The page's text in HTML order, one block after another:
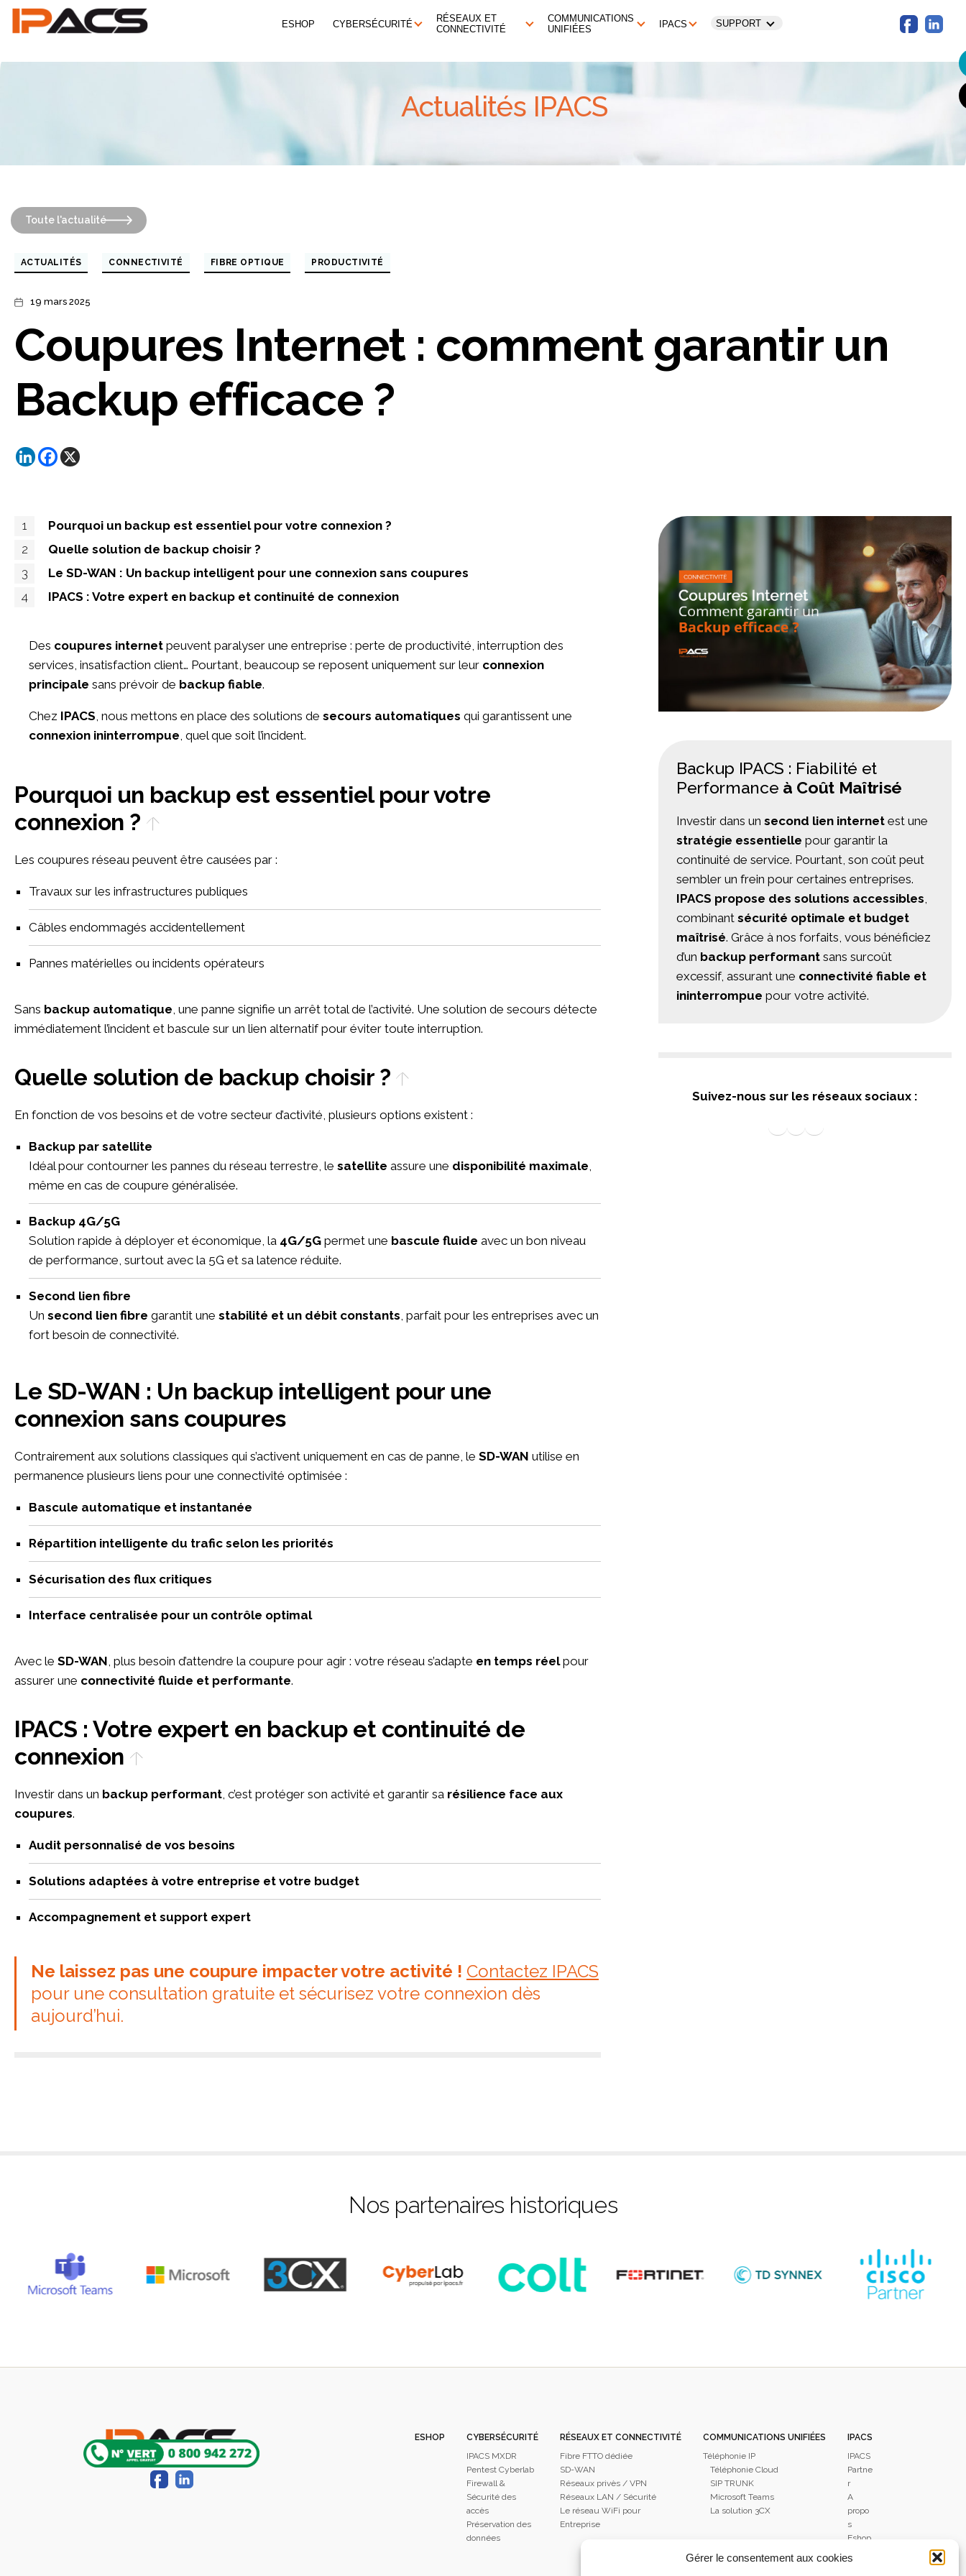
Gérer le consentement aux cookies
ESHOP CYBERSÉCURITÉ
RÉSEAUX ET
CONNECTIVITÉ
COMMUNICATIONS
UNIFIÉES
IPACS SUPPORT
Actualités IPACS
Toute l'actualité
Catégories
ACTUALITÉS CONNECTIVITÉ FIBRE OPTIQUE PRODUCTIVITÉ
Coupures Internet : comment garantir un
Backup efficace ?
Date
l’article
19 mars 2025
1
Pourquoi un backup est essentiel pour votre connexion ?
2
Quelle solution de backup choisir ?
3
Le SD-WAN : Un backup intelligent pour une connexion sans coupures
4
IPACS : Votre expert en backup et continuité de connexion
Des coupures internet peuvent paralyser une entreprise : perte de productivité, interruption des
services, insatisfaction client… Pourtant, beaucoup se reposent uniquement sur leur connexion
principale sans prévoir de backup fiable.
Chez IPACS , nous mettons en place des solutions desecours automatiques qui garantissent une
connexion ininterrompue , quel que soit l’incident.
Pourquoi un backup est essentiel pour votre
connexion ?
Les coupures réseau peuvent être causées par :
Travaux sur les infrastructures publiques
Câbles endommagés accidentellement
Pannes matérielles ou incidents opérateurs
Sans backup automatique , une panne signifie un arrêt total de l’activité. Une solution de secours détecte
immédiatement l’incident et bascule sur un lien alternatif pour éviter toute interruption.
Quelle solution de backup choisir ?
En fonction de vos besoins et de votre secteur d’activité, plusieurs options existent :
Backup par satellite
Idéal pour contourner les pannes du réseau terrestre, le satellite assure une disponibilité maximale
même en cas de coupure généralisée.
Backup 4G/5G
Solution rapide à déployer et économique, la 4G/5G permet une bascule fluide avec un bon niveau
de performance, surtout avec la 5G et sa latence réduite.
Second lien fibre
Un second lien fibre garantit une stabilité et un débit constants , parfait pour les entreprises avec un
fort besoin de connectivité.
Le SD-WAN : Un backup intelligent pour une
connexion sans coupures
Contrairement aux solutions classiques qui s’activent uniquement en cas de panne, le SD-WAN utilise en
permanence plusieurs liens pour une connectivité optimisée :
Bascule automatique et instantanée
Répartition intelligente du trafic selon les priorités
Sécurisation des flux critiques
Interface centralisée pour un contrôle optimal
Avec le SD-WAN, plus besoin d’attendre la coupure pour agir : votre réseau s’adapte en temps réelpour
assurer une connectivité fluide et performante.
IPACS : Votre expert en backup et continuité de
connexion
Investir dans un backup performant, c’est protéger son activité et garantir sa résilience face aux
coupures.
Audit personnalisé de vos besoins
Solutions adaptées à votre entreprise et votre budget
Accompagnement et support expert
Ne laissez pas une coupure impacter votre activité ! Contactez IPACS
pour une consultation gratuite et sécurisez votre connexion dès
aujourd’hui.
Backup IPACS : Fiabilité et
Performance à Coût Maîtrisé
Investir dans unsecond lien internet est une
stratégie essentielle pour garantir la
continuité de service. Pourtant, son coût peut
sembler un frein pour certaines entreprises.
IPACS propose des solutions accessibles
combinantsécurité optimale et budget
maîtrisé. Grâce à nos forfaits, vous bénéficiez
d’un backup performant sans surcoût
excessif, assurant une connectivité fiable et
ininterrompue pour votre activité.
Suivez-nous sur les réseaux sociaux :
Nos partenaires historiques
ESHOP
CYBERSÉCURITÉ
IPACS MXDR
Pentest Cyberlab
Firewall &
Sécurité des
accès
Préservation des
données
RÉSEAUX ET CONNECTIVITÉ
Fibre FTTO dédiée
SD-WAN
Réseaux privès / VPN
Réseaux LAN / Sécurité
Le réseau WiFi pour
Entreprise
COMMUNICATIONS UNIFIÉES
Téléphonie IP
Téléphonie Cloud
SIP TRUNK
Microsoft Teams
La solution 3CX
IPACS
IPACS
Partne
r
A
propo
s
Eshop
Actual